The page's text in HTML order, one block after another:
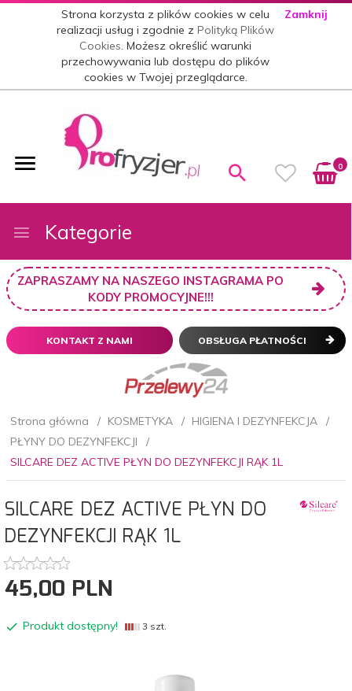
Strona korzysta z plików cookies w celu
realizacji usług i zgodnie zPolityką Plików
Cookies. Możesz określić warunki
przechowywania lub dostępu do plików
cookies w Twojej przeglądarce.
Zamknij
0
Kategorie
ZAPRASZAMY NA NASZEGO INSTAGRAMA PO
KODY PROMOCYJNE!!!
KONTAKT Z NAMI OBSŁUGA PŁATNOŚCI
Strona główna KOSMETYKA
HIGIENA I DEZYNFEKCJA
PŁYNY DO DEZYNFEKCJI
SILCARE DEZ ACTIVE PŁYN DO DEZYNFEKCJI RĄK 1L
SILCARE DEZ ACTIVE PŁYN DO
DEZYNFEKCJI RĄK 1L
45,00 PLN
Produkt dostępny! 3 szt.